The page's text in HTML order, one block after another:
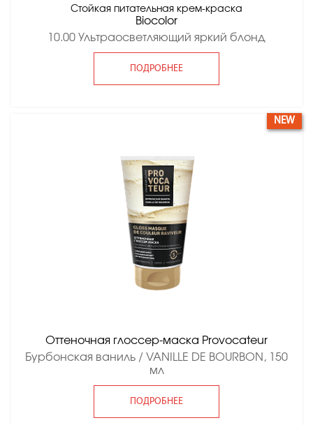
Стойкая питательная крем-краска
Вiocolor
10.00 Ультраосветляющий яркий блонд
ПОДРОБНЕЕ
Оттеночная глоссер-маска Provocateur
Бурбонская ваниль / VANILLE DE BOURBON, 150
мл
ПОДРОБНЕЕ
NEW